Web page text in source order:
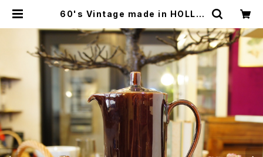
60's Vintage made in HOLLA
n Pot, Sugar Pot and Milk Pot
Set [CCV-33]1 | miñangos we
b shop